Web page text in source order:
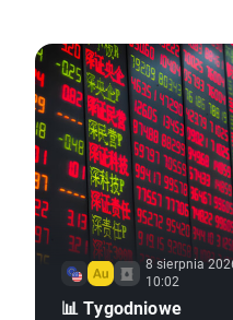
8 sierpnia
10:02
📊 Tygodniowe